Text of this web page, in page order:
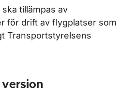
tillämpas av
för drift av flygplatser som
Transportstyrelsens
version